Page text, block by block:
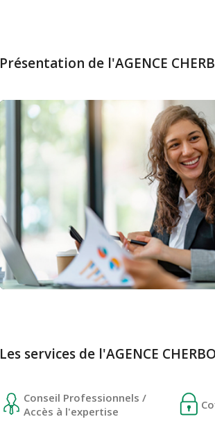
Présentation de l'AGENCE
Les services de l'AGENCE
Conseil Professionnels /
Accès à l'expertise